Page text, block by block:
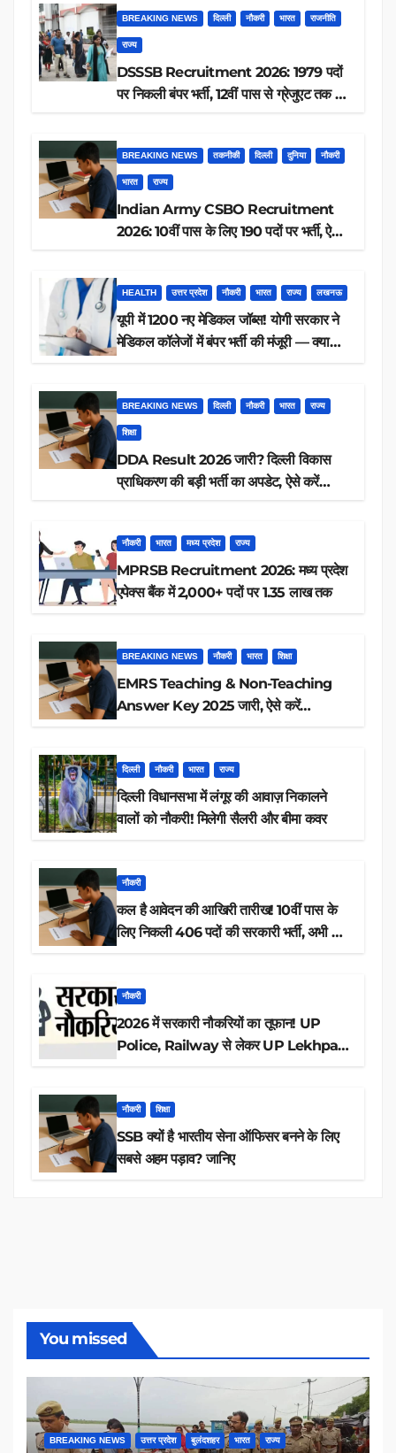
BREAKING NEWS दिल्ली नौकरी भारत राजनीति
राज्य
DSSSB Recruitment 2026: 1979 पदों
पर निकली बंपर भर्ती, 12वीं पास से ग्रेजुएट तक करें
BREAKING NEWS तकनीकी दिल्ली दुनिया नौकरी
भारत राज्य
Indian Army CSBO Recruitment
2026: 10वीं पास के लिए 190 पदों पर भर्ती, ऐसे
HEALTH उत्तर प्रदेश नौकरी भारत राज्य लखनऊ
यूपी में 1200 नए मेडिकल जॉब्स! योगी सरकार ने
मेडिकल कॉलेजों में बंपर भर्ती की मंजूरी — क्या
BREAKING NEWS दिल्ली नौकरी भारत राज्य
शिक्षा
DDA Result 2026 जारी? दिल्ली विकास
प्राधिकरण की बड़ी भर्ती का अपडेट, ऐसे करें
नौकरी भारत मध्य प्रदेश राज्य
MPRSB Recruitment 2026: मध्य प्रदेश
एपेक्स बैंक में 2,000+ पदों पर 1.35 लाख तक
BREAKING NEWS नौकरी भारत शिक्षा
EMRS Teaching & Non-Teaching
Answer Key 2025 जारी, ऐसे करें
दिल्ली नौकरी भारत राज्य
दिल्ली विधानसभा में लंगूर की आवाज़ निकालने
वालों को नौकरी! मिलेगी सैलरी और बीमा कवर
नौकरी
कल है आवेदन की आखिरी तारीख! 10वीं पास के
लिए निकली 406 पदों की सरकारी भर्ती, अभी करें
नौकरी
2026 में सरकारी नौकरियों का तूफान! UP
Police, Railway से लेकर UP Lekhpal
नौकरी शिक्षा
SSB क्यों है भारतीय सेना ऑफिसर बनने के लिए
सबसे अहम पड़ाव? जानिए
You missed
BREAKING NEWS उत्तर प्रदेश बुलंदशहर भारत राज्य